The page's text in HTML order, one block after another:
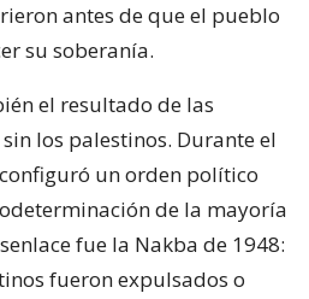
antes de que el pueblo
su soberanía.
el resultado de las
los palestinos. Durante el
un orden político
de la mayoría
fue la Nakba de 1948:
fueron expulsados o